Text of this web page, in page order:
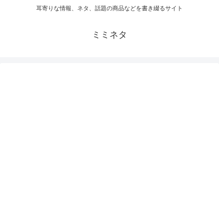
耳寄りな情報、ネタ、話題の商品などを書き綴るサイト
ミミネタ